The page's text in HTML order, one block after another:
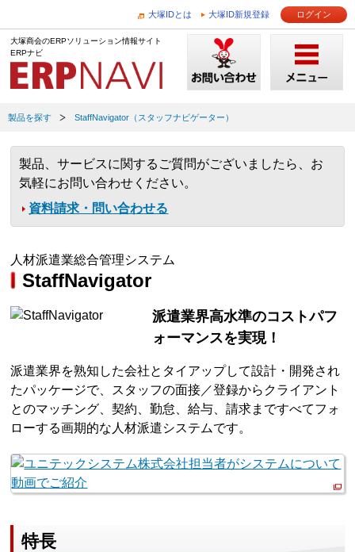
大塚IDとは 大塚ID新規登録 ログイン
大塚商会のERPソリューション情報サイト
ERPナビ
製品を探す StaffNavigator（スタッフナビゲーター）
製品、サービスに関するご質問がございましたら、お
気軽にお問い合わせください。
資料請求・問い合わせる
人材派遣業総合管理システム
StaffNavigator
派遣業界高水準のコストパフ
ォーマンスを実現！
派遣業界を熟知した会社とタイアップして設計・開発され
たパッケージで、スタッフの面接／登録からクライアント
とのマッチング、契約、勤怠、給与、請求まですべてフォ
ローする画期的な人材派遣システムです。
特長